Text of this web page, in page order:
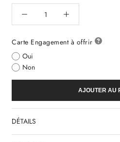
Carte Engagement à offrir
Oui
Non
AJOUTER AU
DÉTAILS